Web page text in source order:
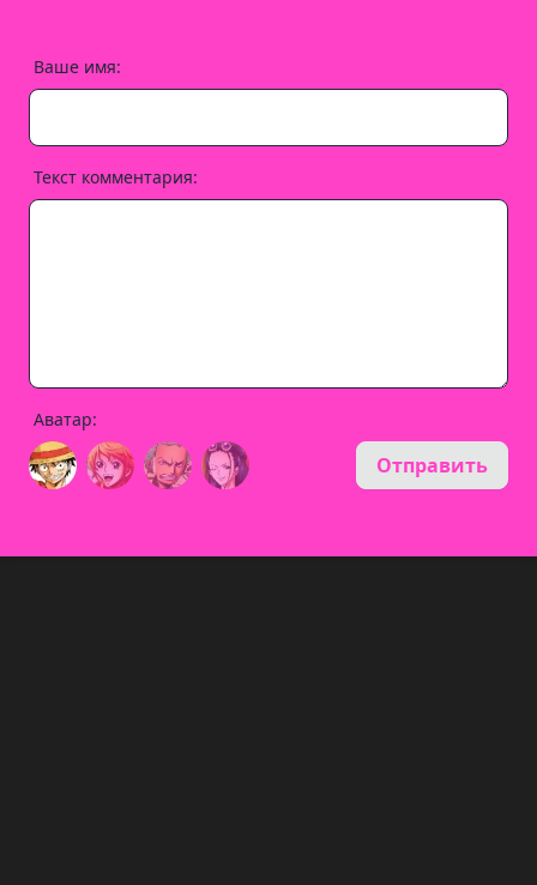
Ваше имя:
Текст комментария:
Аватар:
Отправить